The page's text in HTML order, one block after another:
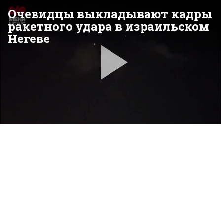
Очевидцы выкладывают кадры
ракетного удара в израильском
Негеве